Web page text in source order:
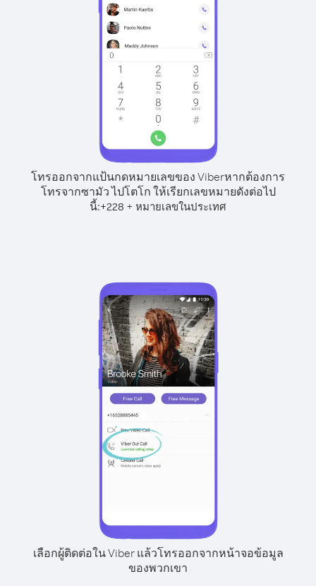
โทรออกจากแป้นกดหมายเลขของ Viberหากต้องการ
โทรจากซามัว ไปโตโก ให้เรียกเลขหมายดังต่อไป
นี้:+228 + หมายเลขในประเทศ
เลือกผู้ติดต่อใน Viber แล้วโทรออกจากหน้าจอข้อมูล
ของพวกเขา